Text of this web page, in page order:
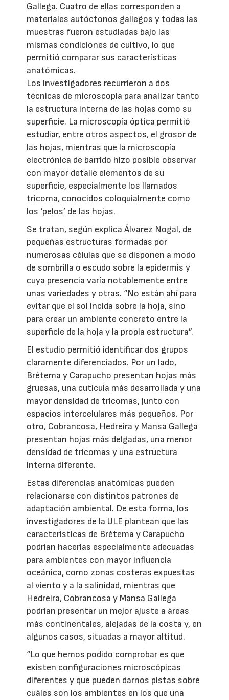
Gallega. Cuatro de ellas corresponden a
materiales autóctonos gallegos y todas las
muestras fueron estudiadas bajo las
mismas condiciones de cultivo, lo que
permitió comparar sus características
anatómicas.
Los investigadores recurrieron a dos
técnicas de microscopía para analizar tanto
la estructura interna de las hojas como su
superficie. La microscopía óptica permitió
estudiar, entre otros aspectos, el grosor de
las hojas, mientras que la microscopía
electrónica de barrido hizo posible observar
con mayor detalle elementos de su
superficie, especialmente los llamados
tricoma, conocidos coloquialmente como
los ‘pelos’ de las hojas.
Se tratan, según explica Álvarez Nogal, de
pequeñas estructuras formadas por
numerosas células que se disponen a modo
de sombrilla o escudo sobre la epidermis y
cuya presencia varía notablemente entre
unas variedades y otras. “No están ahí para
evitar que el sol incida sobre la hoja, sino
para crear un ambiente concreto entre la
superficie de la hoja y la propia estructura”.
El estudio permitió identificar dos grupos
claramente diferenciados. Por un lado,
Brétema y Carapucho presentan hojas más
gruesas, una cutícula más desarrollada y una
mayor densidad de tricomas, junto con
espacios intercelulares más pequeños. Por
otro, Cobrancosa, Hedreira y Mansa Gallega
presentan hojas más delgadas, una menor
densidad de tricomas y una estructura
interna diferente.
Estas diferencias anatómicas pueden
relacionarse con distintos patrones de
adaptación ambiental. De esta forma, los
investigadores de la ULE plantean que las
características de Brétema y Carapucho
podrían hacerlas especialmente adecuadas
para ambientes con mayor influencia
oceánica, como zonas costeras expuestas
al viento y a la salinidad, mientras que
Hedreira, Cobrancosa y Mansa Gallega
podrían presentar un mejor ajuste a áreas
más continentales, alejadas de la costa y, en
algunos casos, situadas a mayor altitud.
“Lo que hemos podido comprobar es que
existen configuraciones microscópicas
diferentes y que pueden darnos pistas sobre
cuáles son los ambientes en los que una